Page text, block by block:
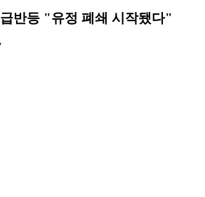
반등 "유정 폐쇄 시작됐다"